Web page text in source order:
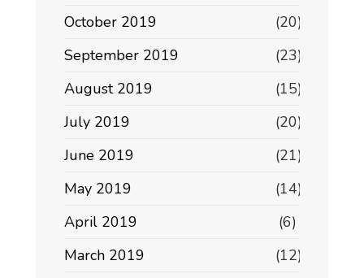
October 2019
(20)
September 2019
(23)
August 2019
(15)
July 2019
(20)
June 2019
(21)
May 2019
(14)
April 2019
(6)
March 2019
(12)